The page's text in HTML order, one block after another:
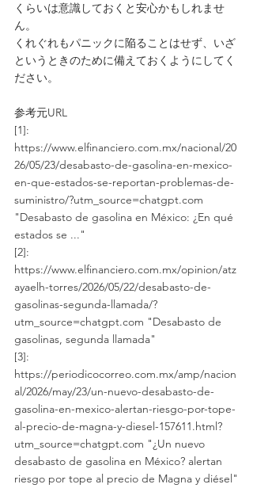
くらいは意識しておくと安心かもしれませ
ん。
くれぐれもパニックに陥ることはせず、いざ
というときのために備えておくようにしてく
ださい。
参考元URL
[1]:
https://www.elfinanciero.com.mx/nacional/20
26/05/23/desabasto-de-gasolina-en-mexico-
en-que-estados-se-reportan-problemas-de-
suministro/?utm_source=chatgpt.com
"Desabasto de gasolina en México: ¿En qué
estados se ..."
[2]:
https://www.elfinanciero.com.mx/opinion/atz
ayaelh-torres/2026/05/22/desabasto-de-
gasolinas-segunda-llamada/?
utm_source=chatgpt.com "Desabasto de
gasolinas, segunda llamada"
[3]:
https://periodicocorreo.com.mx/amp/nacion
al/2026/may/23/un-nuevo-desabasto-de-
gasolina-en-mexico-alertan-riesgo-por-tope-
al-precio-de-magna-y-diesel-157611.html?
utm_source=chatgpt.com "¿Un nuevo
desabasto de gasolina en México? alertan
riesgo por tope al precio de Magna y diésel"